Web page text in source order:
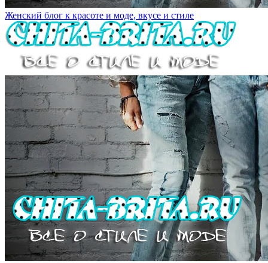
Женский блог к красоте и моде, вкусе и стиле